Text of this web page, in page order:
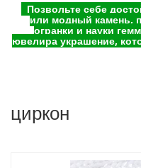
Позвольте себе
или модный камень,
огранки и науки
ювелира украшение,
циркон